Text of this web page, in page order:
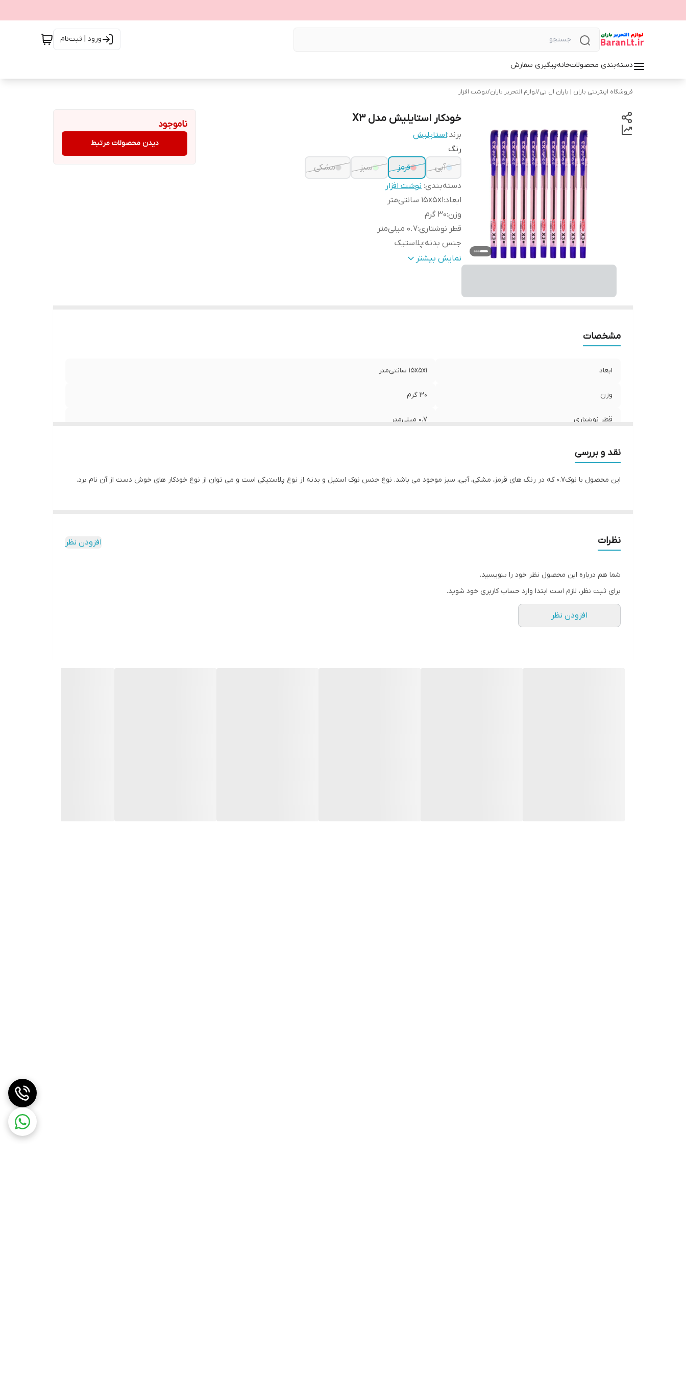
ورود | ثبت‌نام
دسته‌بندی محصولاتخانهپیگیری سفارش
فروشگاه اینترنتی باران | باران ال تی/لوازم التحریر باران/نوشت افزار
خودکار استایلیش مدل X3
برند:استایلیش
رنگ
آبی
قرمز سبز
مشکی
دسته‌بندی: نوشت افزار
ابعاد:۱۵x۵x۱ سانتی‌متر
وزن:۳۰ گرم
قطر نوشتاری:۰.۷ میلی‌متر
جنس بدنه:پلاستیک
جنس نوک:استیلنمایش بیشتر
ناموجود
دیدن محصولات مرتبط
مشخصات
ابعاد ۱۵x۵x۱ سانتی‌متر
وزن ۳۰ گرم
قطر نوشتاری ۰.۷ میلی‌متر
نقد و بررسی
این محصول با نوک0.7 که در رنگ های قرمز، مشکی، آبی، سبز موجود می باشد. نوع جنس نوک استیل و بدنه از نوع پلاستیکی است و می توان از نوع خودکار های خوش دست از آن نام برد.
نظرات افزودن نظر
شما هم درباره این محصول نظر خود را بنویسید.
برای ثبت نظر، لازم است ابتدا وارد حساب کاربری خود شوید.
افزودن نظر